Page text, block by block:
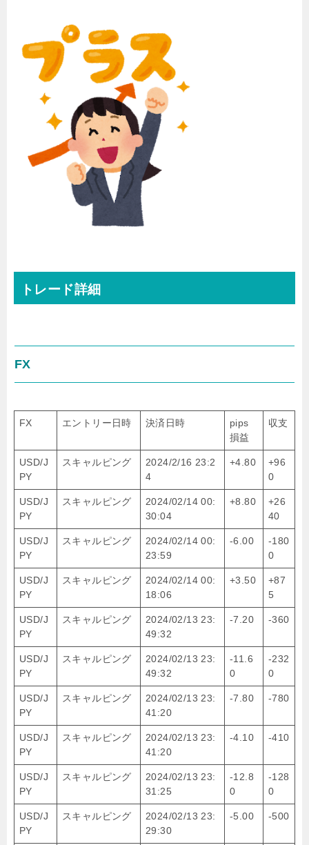
トレード詳細
FX
FX エントリー日時 決済日時
pips
損益
収支
USD/J
PY
スキャルピング
2024/2/16 23:2
4
+4.80
+96
0
USD/J
PY
スキャルピング
2024/02/14 00:
30:04
+8.80
+26
40
USD/J
PY
スキャルピング
2024/02/14 00:
23:59
-6.00
-180
0
USD/J
PY
スキャルピング
2024/02/14 00:
18:06
+3.50
+87
5
USD/J
PY
スキャルピング
2024/02/13 23:
49:32
-7.20 -360
USD/J
PY
スキャルピング
2024/02/13 23:
49:32
-11.6
0
-232
0
USD/J
PY
スキャルピング
2024/02/13 23:
41:20
-7.80 -780
USD/J
PY
スキャルピング
2024/02/13 23:
41:20
-4.10 -410
USD/J
PY
スキャルピング
2024/02/13 23:
31:25
-12.8
0
-128
0
USD/J
PY
スキャルピング
2024/02/13 23:
29:30
-5.00 -500